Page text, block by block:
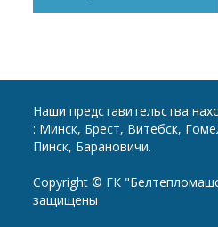
Наши представительства
: Минск, Брест, Витебск,
Пинск, Барановичи.
Copyright © ГК
защищены